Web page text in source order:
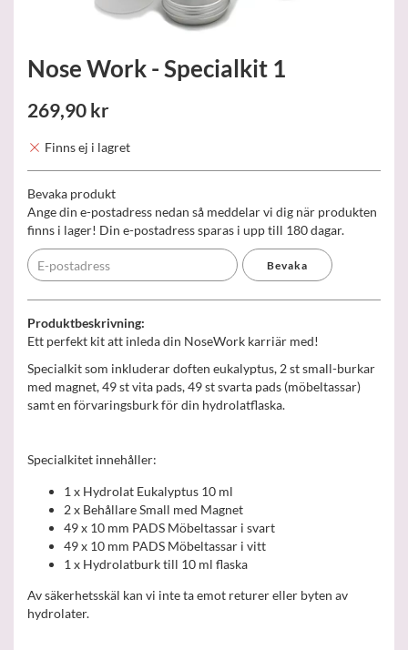
Nose Work - Specialkit 1
269,90 kr
Finns ej i lagret
Bevaka produkt
Ange din e-postadress nedan så meddelar vi dig när produkten
finns i lager! Din e-postadress sparas i upp till 180 dagar.
Bevaka
Produktbeskrivning:
Ett perfekt kit att inleda din NoseWork karriär med!
Specialkit som inkluderar doften eukalyptus, 2 st small-burkar
med magnet, 49 st vita pads, 49 st svarta pads (möbeltassar)
samt en förvaringsburk för din hydrolatflaska.
Specialkitet innehåller:
1 x Hydrolat Eukalyptus 10 ml
2 x Behållare Small med Magnet
49 x 10 mm PADS Möbeltassar i svart
49 x 10 mm PADS Möbeltassar i vitt
1 x Hydrolatburk till 10 ml flaska
Av säkerhetsskäl kan vi inte ta emot returer eller byten av
hydrolater.